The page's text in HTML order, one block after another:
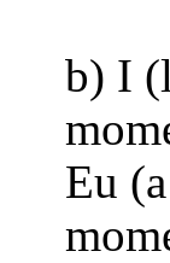
b) I
Eu